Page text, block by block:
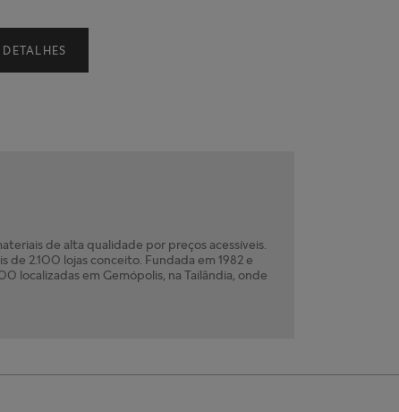
DETALHES
de alta qualidade por preços acessíveis.
de 2.100 lojas conceito. Fundada em 1982 e
localizadas em Gemópolis, na Tailândia, onde